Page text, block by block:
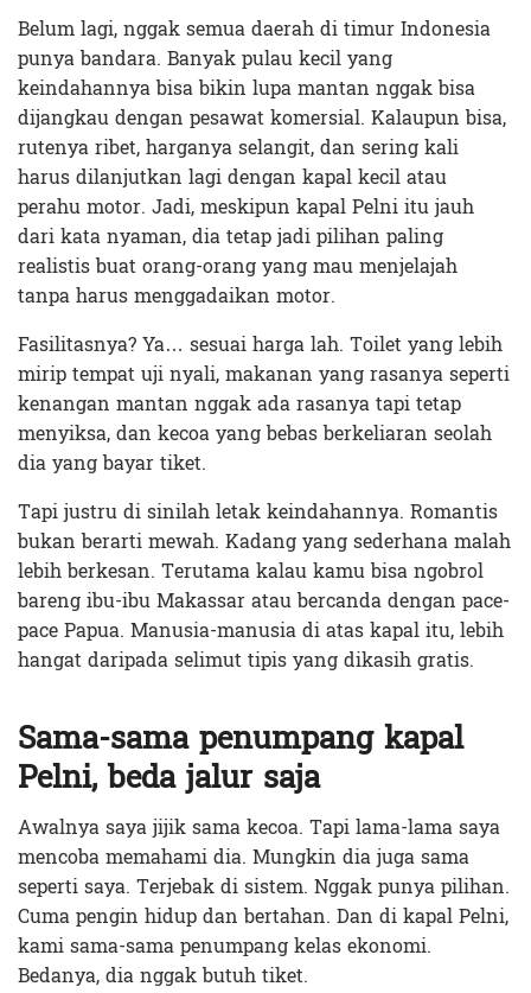
Belum lagi, nggak semua daerah di timur Indonesia
punya bandara. Banyak pulau kecil yang
keindahannya bisa bikin lupa mantan nggak bisa
dijangkau dengan pesawat komersial. Kalaupun bisa,
rutenya ribet, harganya selangit, dan sering kali
harus dilanjutkan lagi dengan kapal kecil atau
perahu motor. Jadi, meskipun kapal Pelni itu jauh
dari kata nyaman, dia tetap jadi pilihan paling
realistis buat orang-orang yang mau menjelajah
tanpa harus menggadaikan motor.
Fasilitasnya? Ya… sesuai harga lah. Toilet yang lebih
mirip tempat uji nyali, makanan yang rasanya seperti
kenangan mantan nggak ada rasanya tapi tetap
menyiksa, dan kecoa yang bebas berkeliaran seolah
dia yang bayar tiket.
Tapi justru di sinilah letak keindahannya. Romantis
bukan berarti mewah. Kadang yang sederhana malah
lebih berkesan. Terutama kalau kamu bisa ngobrol
bareng ibu-ibu Makassar atau bercanda dengan pace-
pace Papua. Manusia-manusia di atas kapal itu, lebih
hangat daripada selimut tipis yang dikasih gratis.
Sama-sama penumpang kapal
Pelni, beda jalur saja
Awalnya saya jijik sama kecoa. Tapi lama-lama saya
mencoba memahami dia. Mungkin dia juga sama
seperti saya. Terjebak di sistem. Nggak punya pilihan.
Cuma pengin hidup dan bertahan. Dan di kapal Pelni,
kami sama-sama penumpang kelas ekonomi.
Bedanya, dia nggak butuh tiket.